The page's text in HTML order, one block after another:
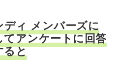
ィ メンバーズに
アンケートに回答
ると